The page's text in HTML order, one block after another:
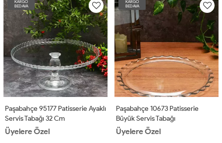
KARGO
BEDAVA
Paşabahçe 95177 Patisserie Ayaklı
Servis Tabağı 32 Cm
Üyelere Özel
KARGO
BEDAVA
Paşabahçe 10673 Patisserie
Büyük Servis Tabağı
Üyelere Özel